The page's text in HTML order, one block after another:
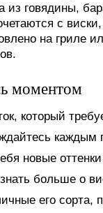
из говядины,
с
на гриле
моментом
который
каждым
новые
больше о
его сорта,